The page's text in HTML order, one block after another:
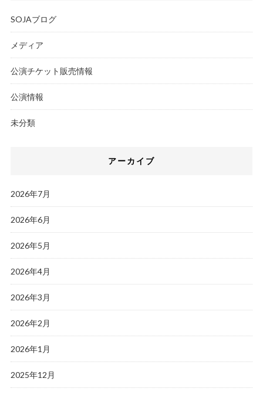
SOJAブログ
メディア
公演チケット販売情報
公演情報
未分類
アーカイブ
2026年7月
2026年6月
2026年5月
2026年4月
2026年3月
2026年2月
2026年1月
2025年12月